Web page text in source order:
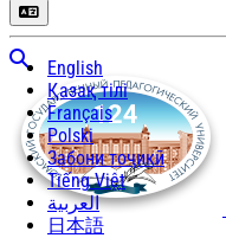
English
Қазақ тілі
Français
Polski
Забони тоҷикӣ
Tiếng Việt
العربية
日本語